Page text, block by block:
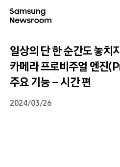
일상의 단 한 순간도 놓치
카메라 프로비주얼 엔
주요 기능 – 시간 편
2024/03/26